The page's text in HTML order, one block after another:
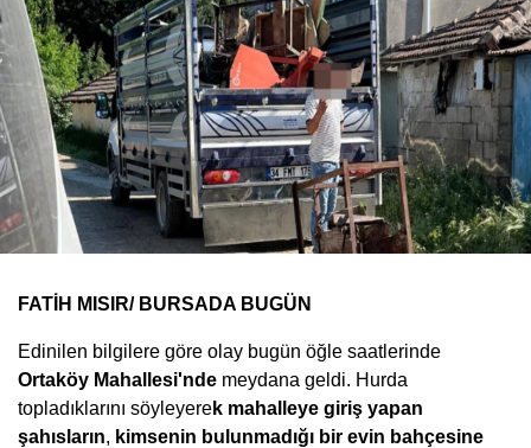
FATİH MISIR/ BURSADA BUGÜN
Edinilen bilgilere göre olay bugün öğle saatlerinde
Ortaköy Mahallesi'nde meydana geldi. Hurda
topladıklarını söyleyerek mahalleye giriş yapan
şahısların, kimsenin bulunmadığı bir evin bahçesine